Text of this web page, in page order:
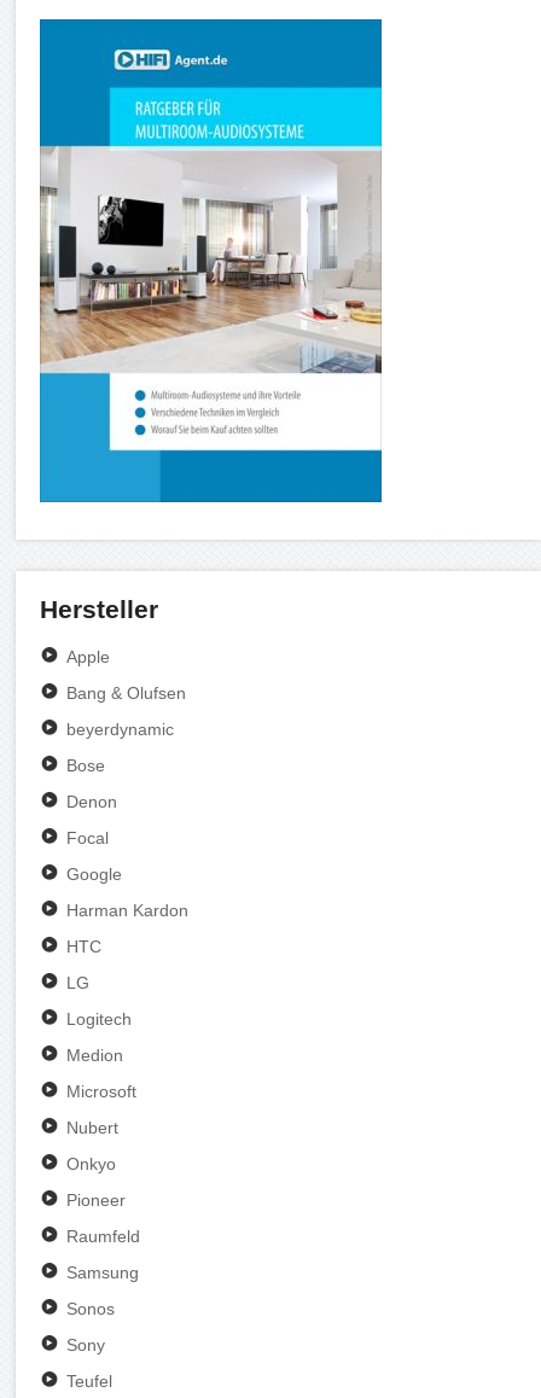
Hersteller
Apple
Bang & Olufsen
beyerdynamic
Bose
Denon
Focal
Google
Harman Kardon
HTC
LG
Logitech
Medion
Microsoft
Nubert
Onkyo
Pioneer
Raumfeld
Samsung
Sonos
Sony
Teufel